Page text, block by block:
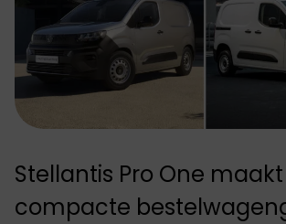
Stellantis Pro One maakt
compacte